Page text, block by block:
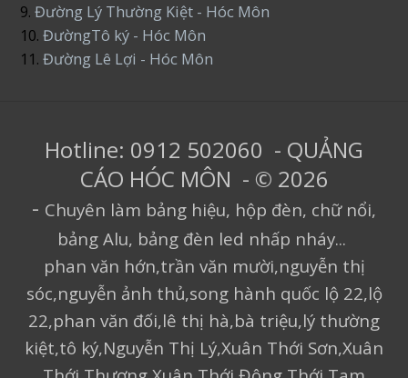
9.Đường Lý Thường Kiệt - Hóc Môn
10.ĐườngTô ký - Hóc Môn
11.Đường Lê Lợi - Hóc Môn
Hotline: 0912 502060 - QUẢNG
CÁO HÓC MÔN - © 2026
- Chuyên làm bảng hiệu, hộp đèn, chữ nổi,
bảng Alu, bảng đèn led nhấp nháy...
phan văn hớn,trần văn mười,nguyễn thị
sóc,nguyễn ảnh thủ,song hành quốc lộ 22,lộ
22,phan văn đối,lê thị hà,bà triệu,lý thường
kiệt,tô ký,Nguyễn Thị Lý,Xuân Thới Sơn,Xuân